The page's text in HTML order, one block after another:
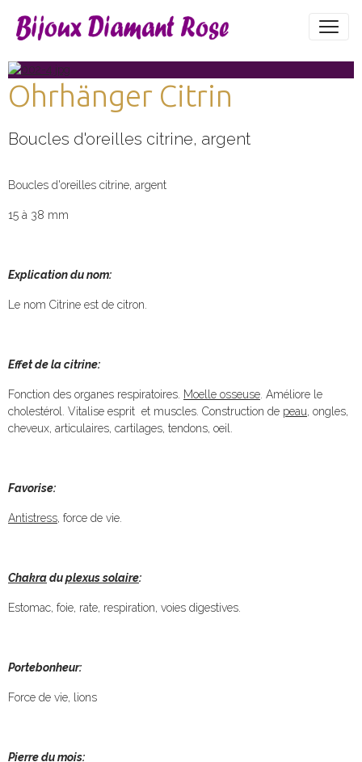
Ohrhänger Citrin
Boucles d'oreilles citrine, argent
Boucles d'oreilles citrine, argent
15 à 38 mm
Explication du nom:
Le nom Citrine est de citron.
Effet de la citrine:
Fonction des organes respiratoires. Moelle osseuse . Améliore le
cholestérol. Vitalise esprit et muscles. Construction de peau, ongles,
cheveux, articulaires, cartilages, tendons, oeil.
Favorise:
Antistress, force de vie.
Chakraduplexus solaire:
Estomac, foie, rate, respiration, voies digestives.
Portebonheur:
Force de vie, lions
Pierre du mois: